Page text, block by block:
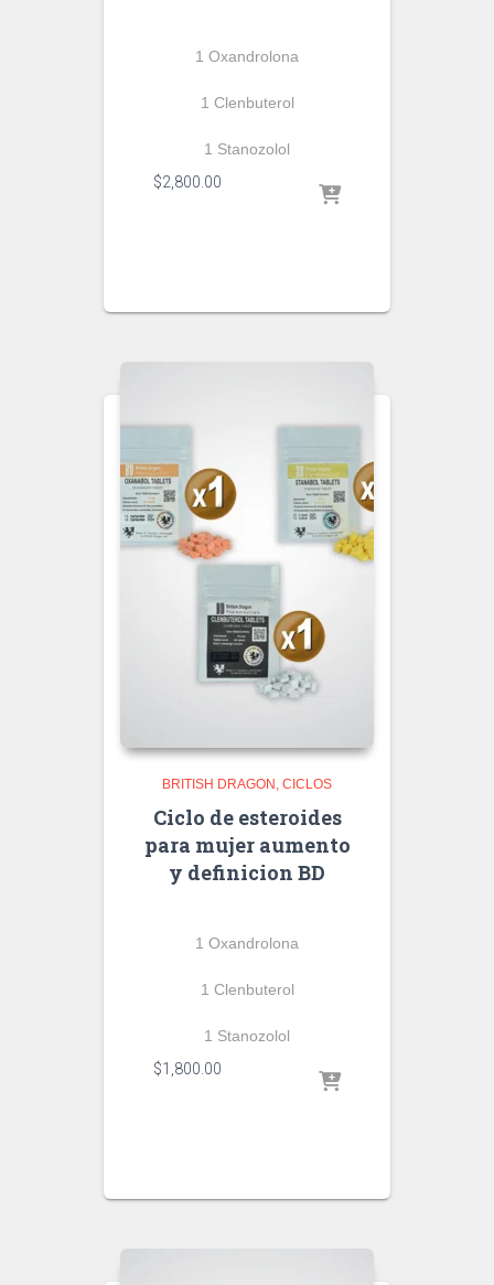
1 Oxandrolona
1 Clenbuterol
1 Stanozolol
$2,800.00
BRITISH DRAGON CICLOS
Ciclo de esteroides
para mujer aumento
y definicion BD
1 Oxandrolona
1 Clenbuterol
1 Stanozolol
$1,800.00